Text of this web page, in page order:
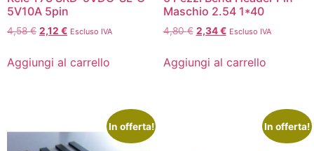
5V10A 5pin
4,58€ 2,12 € Escluso IVA
Aggiungi al carrello
Maschio 2.54 1*40
4,80€ 2,34€ Escluso IVA
Aggiungi al carrello
In offerta! In offerta!